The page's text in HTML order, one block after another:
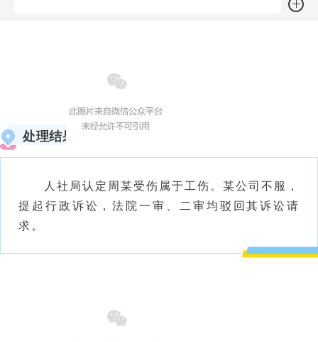
处理结果
人社局认定周某受伤属于工伤。某公司不服，
提起行政诉讼，法院一审、二审均驳回其诉讼请
求。